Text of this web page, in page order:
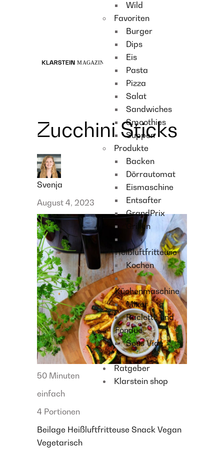
Wild
Favoriten
Burger
Dips
Eis
Pasta
Pizza
Salat
Sandwiches
Smoothies
Suppen
Produkte
Backen
Dörrautomat
Eismaschine
Entsafter
GrandPrix
Grillen
Heißluftfritteuse
Kochen
Küchenmaschine
Mixer
Raclette und
Fondue
Sous Vide
Ratgeber
Klarstein shop
Zucchini Sticks
Svenja
August 4, 2023
50 Minuten
einfach
4 Portionen
Beilage Heißluftfritteuse Snack Vegan
Vegetarisch